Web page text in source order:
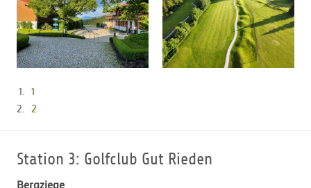
1
2
Station 3: Golfclub Gut Rieden
Bergziege